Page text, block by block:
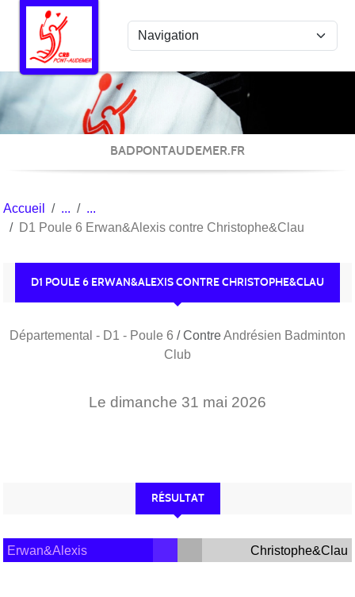
BADPONTAUDEMER.FR
Accueil
D1 Poule 6 Erwan&Alexis contre Christophe&Clau
D1 POULE 6 ERWAN&ALEXIS CONTRE CHRISTOPHE&CLAU
Départemental - D1 - Poule 6 / ContreAndrésien Badminton
Club
Le dimanche 31 mai 2026
RÉSULTAT
Erwan&Alexis Christophe&Clau
Panneau de gestion des cookies